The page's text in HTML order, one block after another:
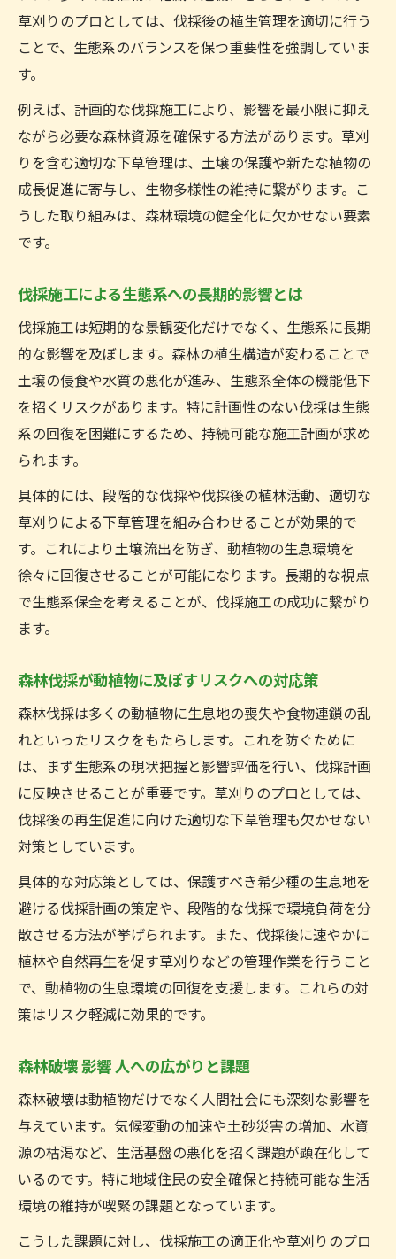
草刈りのプロとしては、伐採後の植生管理を適切に行う
ことで、生態系のバランスを保つ重要性を強調していま
す。
例えば、計画的な伐採施工により、影響を最小限に抑え
ながら必要な森林資源を確保する方法があります。草刈
りを含む適切な下草管理は、土壌の保護や新たな植物の
成長促進に寄与し、生物多様性の維持に繋がります。こ
うした取り組みは、森林環境の健全化に欠かせない要素
です。
伐採施工による生態系への長期的影響とは
伐採施工は短期的な景観変化だけでなく、生態系に長期
的な影響を及ぼします。森林の植生構造が変わることで
土壌の侵食や水質の悪化が進み、生態系全体の機能低下
を招くリスクがあります。特に計画性のない伐採は生態
系の回復を困難にするため、持続可能な施工計画が求め
られます。
具体的には、段階的な伐採や伐採後の植林活動、適切な
草刈りによる下草管理を組み合わせることが効果的で
す。これにより土壌流出を防ぎ、動植物の生息環境を
徐々に回復させることが可能になります。長期的な視点
で生態系保全を考えることが、伐採施工の成功に繋がり
ます。
森林伐採が動植物に及ぼすリスクへの対応策
森林伐採は多くの動植物に生息地の喪失や食物連鎖の乱
れといったリスクをもたらします。これを防ぐために
は、まず生態系の現状把握と影響評価を行い、伐採計画
に反映させることが重要です。草刈りのプロとしては、
伐採後の再生促進に向けた適切な下草管理も欠かせない
対策としています。
具体的な対応策としては、保護すべき希少種の生息地を
避ける伐採計画の策定や、段階的な伐採で環境負荷を分
散させる方法が挙げられます。また、伐採後に速やかに
植林や自然再生を促す草刈りなどの管理作業を行うこと
で、動植物の生息環境の回復を支援します。これらの対
策はリスク軽減に効果的です。
森林破壊 影響 人への広がりと課題
森林破壊は動植物だけでなく人間社会にも深刻な影響を
与えています。気候変動の加速や土砂災害の増加、水資
源の枯渇など、生活基盤の悪化を招く課題が顕在化して
いるのです。特に地域住民の安全確保と持続可能な生活
環境の維持が喫緊の課題となっています。
こうした課題に対し、伐採施工の適正化や草刈りのプロ